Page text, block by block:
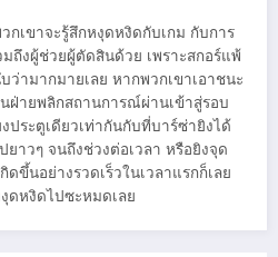
กเขาจะรู้สึกหงุดหงิดกับเกม กับการ
ถึงผู้ช่วยผู้ตัดสินด้วย เพราะสกอร์แพ้
ว่ามากมายเลย หากพวกเขาเอาชนะ
ฝ่ายพลิกสถานการณ์ผ่านเข้าสู่รอบ
ประตูเดียวเท่ากันกับที่บาร์ซ่ายิงได้
าวๆ จนถึงช่วงต่อเวลา หรือยิงจุด
ขึ้นอย่างรวดเร็วในเวลาแรกก็เลย
ดหงิดไปซะหมดเลย